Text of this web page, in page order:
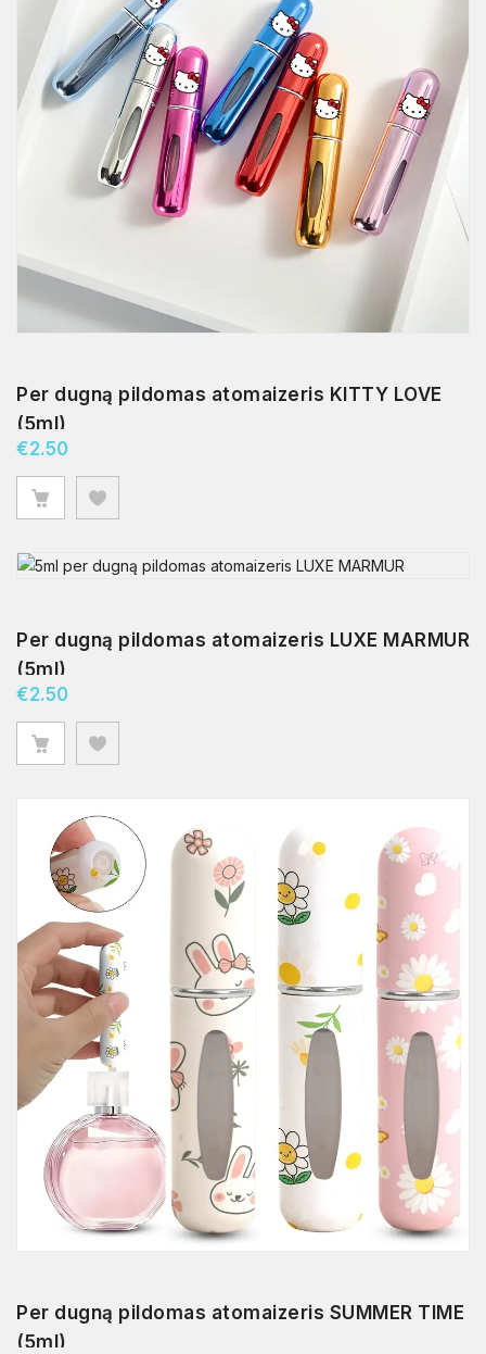
Per dugną pildomas atomaizeris KITTY LOVE
(5ml)
€2.50
Per dugną pildomas atomaizeris LUXE MARMUR
(5ml)
€2.50
Per dugną pildomas atomaizeris SUMMER TIME
(5ml)